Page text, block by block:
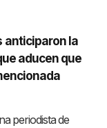
anticiparon la
aducen que
periodista de